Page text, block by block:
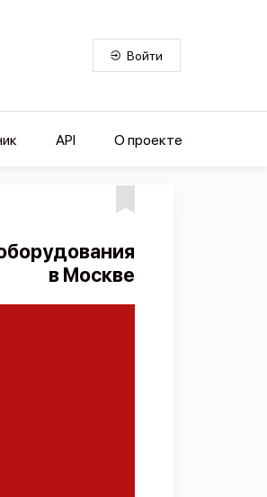
Войти
API О проекте
в Москве